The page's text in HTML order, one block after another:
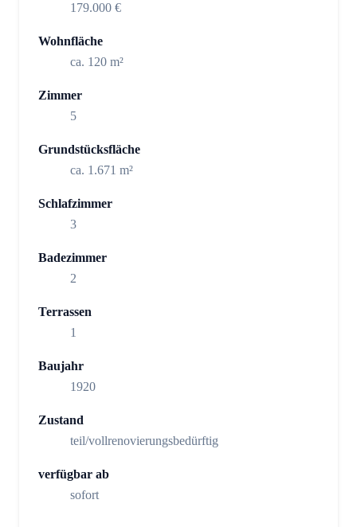
179.000 €
Wohnfläche
ca. 120 m²
Zimmer
5
Grundstücksfläche
ca. 1.671 m²
Schlafzimmer
3
Badezimmer
2
Terrassen
1
Baujahr
1920
Zustand
teil/vollrenovierungsbedürftig
verfügbar ab
sofort